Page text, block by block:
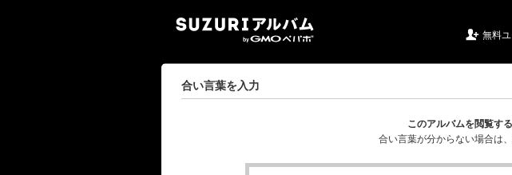
 無料
合い言葉を入力
このアルバムを閲覧す
合い言葉が分からない場合は